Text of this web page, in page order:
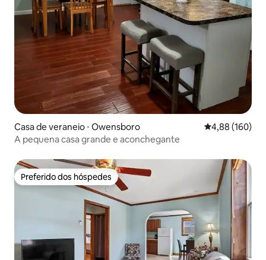
Casa de veraneio ⋅ Owensboro 4,88 de uma
4,88 (160)
A pequena casa grande e aconchegante
Preferido dos hóspedes
Preferido dos hóspedes